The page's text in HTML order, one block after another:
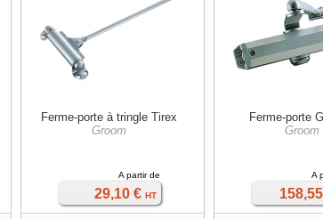
Ferme-porte à tringle Tirex
Groom
A partir de
29,10 € HT
Ferme-porte
Groom
A